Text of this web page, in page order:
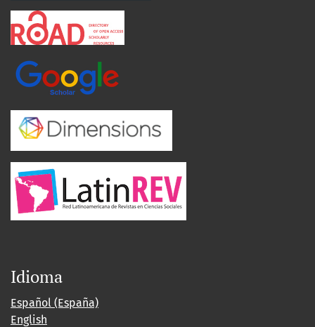
Idioma
Español (España)
English